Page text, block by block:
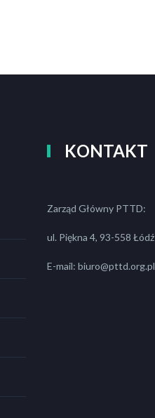
KONTAKT
Zarząd Główny PTTD:
ul. Piękna 4, 93-558 Łódź
E-mail: biuro@pttd.org.pl